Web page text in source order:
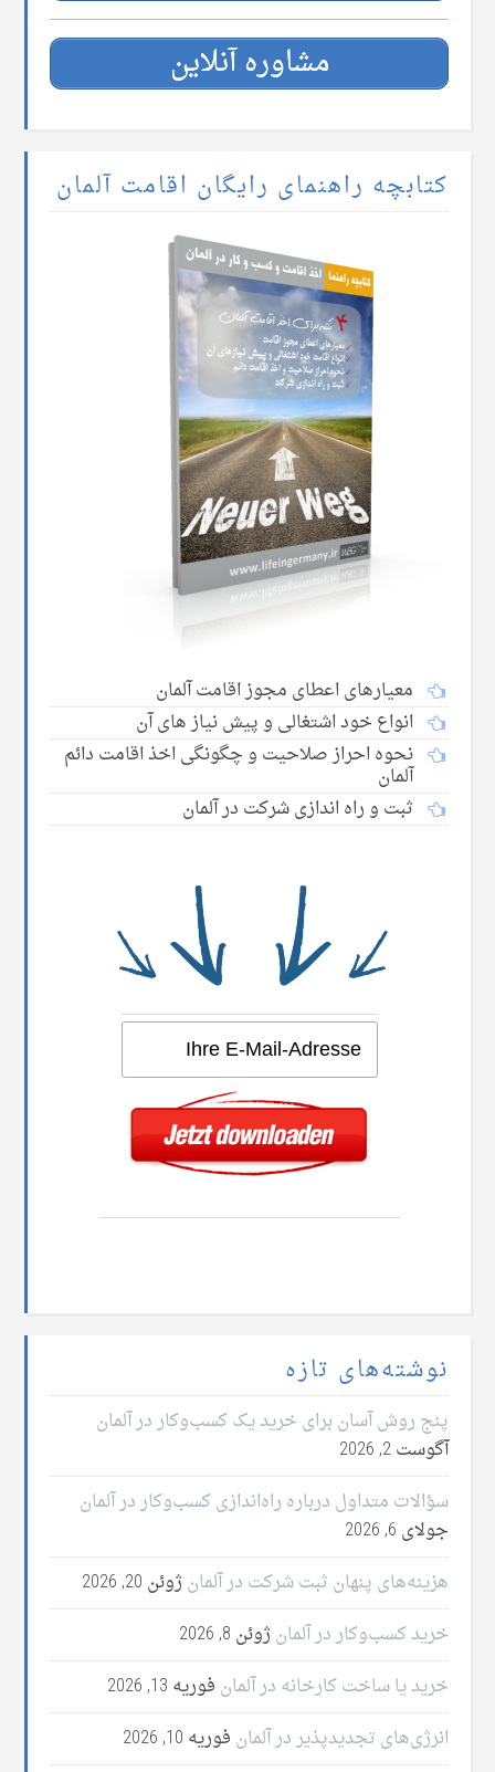
مشاوره آنلاین
کتابچه راهنمای رایگان اقامت آلمان
معیارهای اعطای مجوز اقامت آلمان
انواع خود اشتغالی و پیش نیاز های آن
نحوه احراز صلاحیت و چگونگی اخذ اقامت دائم
آلمان
ثبت و راه اندازی شرکت در آلمان
نوشته‌های تازه
پنج روش آسان برای خرید یک کسب‌وکار در آلمان
آگوست 2, 2026
سؤالات متداول درباره راه‌اندازی کسب‌وکار در آلمان
جولای 6, 2026
هزینه‌های پنهان ثبت شرکت در آلمان ژوئن 20, 2026
خرید کسب‌وکار در آلمان ژوئن 8, 2026
خرید یا ساخت کارخانه در آلمان فوریه 13, 2026
انرژی‌های تجدیدپذیر در آلمان فوریه 10, 2026